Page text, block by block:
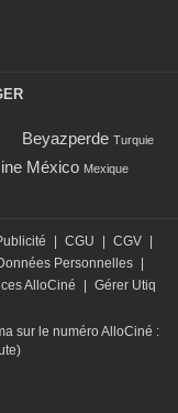
Beyazperde Turquie
México Mexique
| CGU | CGV |
Personnelles |
AlloCiné | Gérer Utiq
sur le numéro AlloCiné :